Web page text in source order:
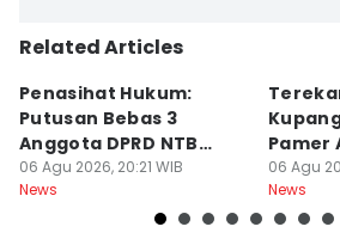
Related Articles
Penasihat Hukum:
Putusan Bebas 3
Anggota DPRD NTB
Bersifat Final
06 Agu 2026, 20:21 WIB
News
Pamer
Kios
06 Agu
News